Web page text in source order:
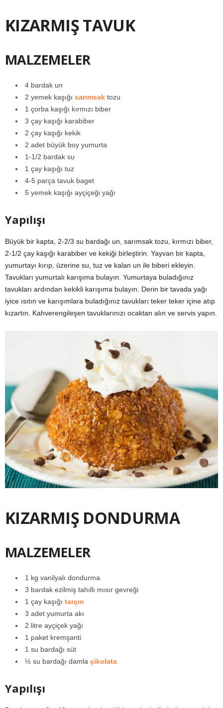
KIZARMIŞ TAVUK
MALZEMELER
4 bardak un
2 yemek kaşığı sarımsak tozu
1 çorba kaşığı kırmızı biber
3 çay kaşığı karabiber
2 çay kaşığı kekik
2 adet büyük boy yumurta
1-1/2 bardak su
1 çay kaşığı tuz
4-5 parça tavuk baget
5 yemek kaşığı ayçiçeği yağı
Yapılışı
Büyük bir kapta, 2-2/3 su bardağı un, sarımsak tozu, kırmızı biber,
2-1/2 çay kaşığı karabiber ve kekiği birleştirin. Yayvan bir kapta,
yumurtayı kırıp, üzerine su, tuz ve kalan un ile biberi ekleyin.
Tavukları yumurtalı karışıma bulayın. Yumurtaya buladığınız
tavukları ardından kekikli karışıma bulayın. Derin bir tavada yağı
iyice ısıtın ve karışımlara buladığınız tavukları teker teker içine atıp
kızartın. Kahverengileşen tavuklarınızı ocaktan alın ve servis yapın.
KIZARMIŞ DONDURMA
MALZEMELER
1 kg vanilyalı dondurma
3 bardak ezilmiş tahıllı mısır gevreği
1 çay kaşığı tarçın
3 adet yumurta akı
2 litre ayçiçek yağı
1 paket kremşanti
1 su bardağı süt
½ su bardağı damla çikolata
Yapılışı